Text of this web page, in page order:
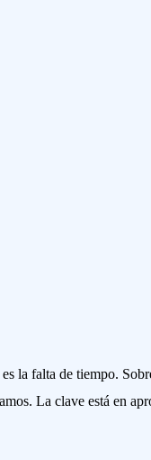
la falta de tiempo.
La clave está en